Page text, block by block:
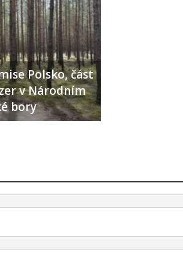
Polsko, část
v Národním
bory